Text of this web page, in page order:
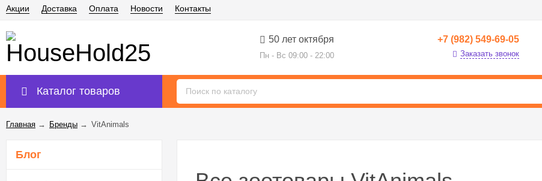
Акции Доставка Оплата Новости Контакты
50 лет октября
Пн - Вс 09:00 - 22:00
+7 (982) 549-69-05
Заказать звонок
Каталог товаров
Главная → Бренды → VitAnimals
Блог